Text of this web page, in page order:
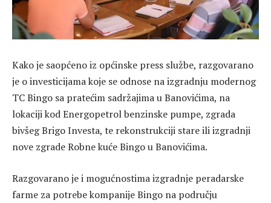
Kako je saopćeno iz općinske press službe, razgovarano
je o investicijama koje se odnose na izgradnju modernog
TC Bingo sa pratećim sadržajima u Banovićima, na
lokaciji kod Energopetrol benzinske pumpe, zgrada
bivšeg Brigo Investa, te rekonstrukciji stare ili izgradnji
nove zgrade Robne kuće Bingo u Banovićima.
Razgovarano je i mogućnostima izgradnje peradarske
farme za potrebe kompanije Bingo na području